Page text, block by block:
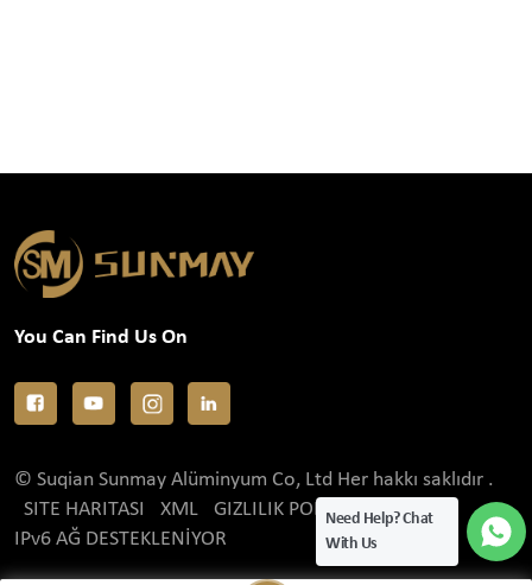
You Can Find Us On
© Suqian Sunmay Alüminyum Co, Ltd Her hakkı saklıdır .
SITE HARITASI
XML
GIZLILIK POLITIKASI
IPv6 AĞ DESTEKLENİYOR
Need Help? Chat
With Us